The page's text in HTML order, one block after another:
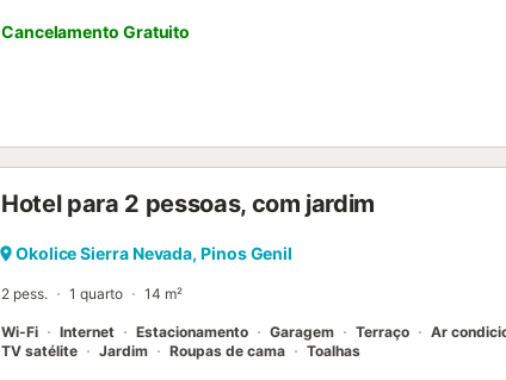
Cancelamento Gratuito
Hotel para 2 pessoas, com jardim
Okolice Sierra Nevada, Pinos Genil
2 pess. 1 quarto 14 m²
Wi-Fi Internet Estacionamento Garagem Terraço Ar
TV satélite
Jardim Roupas de cama Toalhas